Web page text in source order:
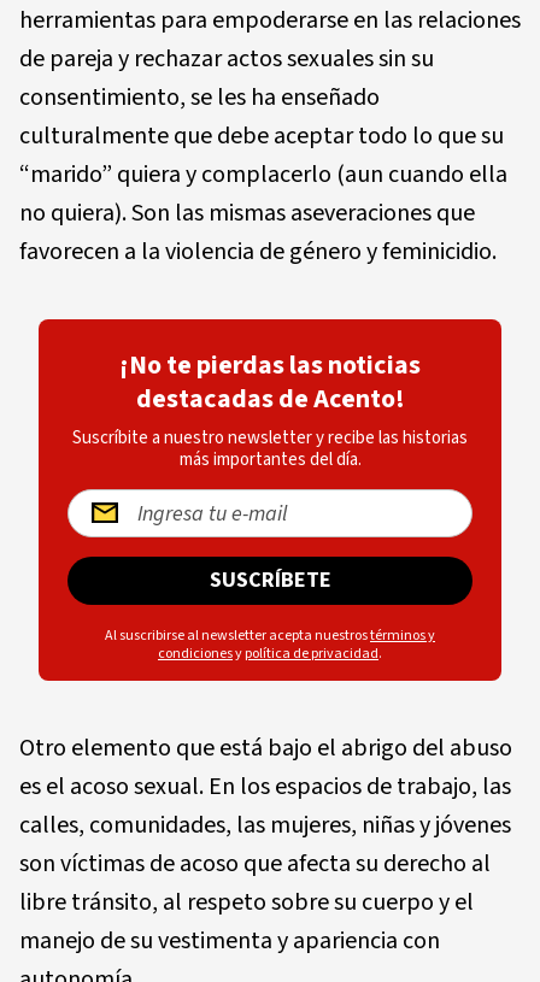
herramientas para empoderarse en las relaciones
de pareja y rechazar actos sexuales sin su
consentimiento, se les ha enseñado
culturalmente que debe aceptar todo lo que su
“marido” quiera y complacerlo (aun cuando ella
no quiera). Son las mismas aseveraciones que
favorecen a la violencia de género y feminicidio.
¡No te pierdas las noticias
destacadas de Acento!
Suscríbite a nuestro newsletter y recibe las historias
más importantes del día.
SUSCRÍBETE
Al suscribirse al newsletter acepta nuestrostérminos y
condicionesypolítica de privacidad.
Otro elemento que está bajo el abrigo del abuso
es el acoso sexual. En los espacios de trabajo, las
calles, comunidades, las mujeres, niñas y jóvenes
son víctimas de acoso que afecta su derecho al
libre tránsito, al respeto sobre su cuerpo y el
manejo de su vestimenta y apariencia con